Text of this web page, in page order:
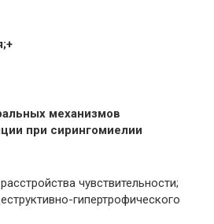
механизмов
при сирингомиелии
чувствительности;
гипертрофического